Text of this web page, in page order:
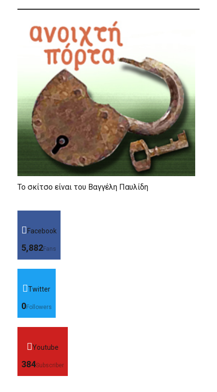
Το σκίτσο είναι του Βαγγέλη Παυλίδη
Facebook
5,882Fans
Twitter
0Followers
Youtube
384Subscriber